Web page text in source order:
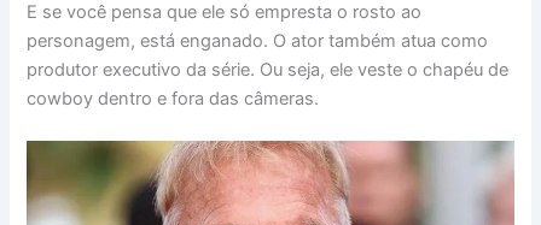
E se você pensa que ele só empresta o rosto ao
personagem, está enganado. O ator também atua como
produtor executivo da série. Ou seja, ele veste o chapéu de
cowboy dentro e fora das câmeras.